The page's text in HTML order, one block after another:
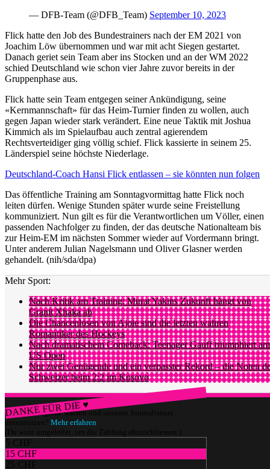
— DFB-Team (@DFB_Team) September 10, 2023
Flick hatte den Job des Bundestrainers nach der EM 2021 von
Joachim Löw übernommen und war mit acht Siegen gestartet.
Danach geriet sein Team aber ins Stocken und an der WM 2022
schied Deutschland wie schon vier Jahre zuvor bereits in der
Gruppenphase aus.
Flick hatte sein Team entgegen seiner Ankündigung, seine
«Kernmannschaft» für das Heim-Turnier finden zu wollen, auch
gegen Japan wieder stark verändert. Eine neue Taktik mit Joshua
Kimmich als im Spielaufbau auch zentral agierendem
Rechtsverteidiger ging völlig schief. Flick kassierte in seinem 25.
Länderspiel seine höchste Niederlage.
Deutschland-Coach Hansi Flick entlassen – sie könnten nun folgen
Das öffentliche Training am Sonntagvormittag hatte Flick noch
leiten dürfen. Wenige Stunden später wurde seine Freistellung
kommuniziert. Nun gilt es für die Verantwortlichen um Völler, einen
passenden Nachfolger zu finden, der das deutsche Nationalteam bis
zur Heim-EM im nächsten Sommer wieder auf Vordermann bringt.
Unter anderem Julian Nagelsmann und Oliver Glasner werden
gehandelt. (nih/sda/dpa)
Mehr Sport:
Nach Kritik am Training: Murat Yakins Zukunft hängt von
Granit Xhaka ab
Die Chancenlosen von Ajoie sind die letzten wahren
Romantiker des Hockeys
Nach dramatischem Comeback: Teenager Gauff triumphiert am
US Open
Nur zwei Genügende und ein verpasster Rekord – die Noten
Schweizer beim 2:2 im Kosovo
DANKE FÜR DIE ♥
Würdest du gerne watson und unseren Journalismus
unterstützen? Mehr erfahren
(Du wirst umgeleitet, um die Zahlung abzuschliessen.)
5 CHF
15 CHF
25 CHF